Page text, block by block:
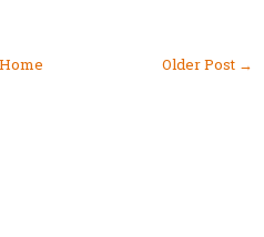
Older Post →
Home